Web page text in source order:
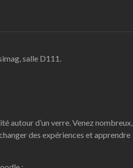
salle D111.
autour d’un verre. Venez nombreux,
des expériences et apprendre